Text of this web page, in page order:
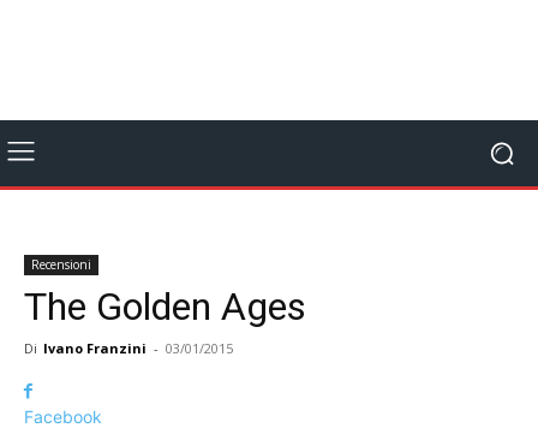
Recensioni
The Golden Ages
Di Ivano Franzini - 03/01/2015
Facebook